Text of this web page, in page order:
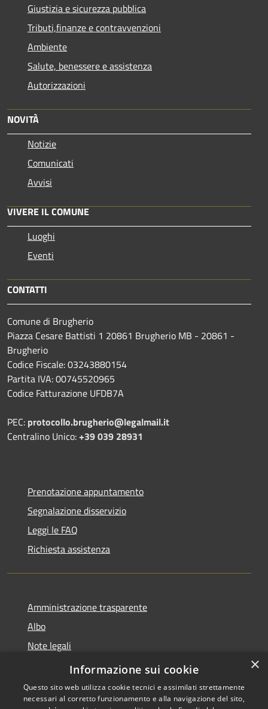
Giustizia e sicurezza pubblica
Tributi,finanze e contravvenzioni
Ambiente
Salute, benessere e assistenza
Autorizzazioni
NOVITÀ
Notizie
Comunicati
Avvisi
VIVERE IL COMUNE
Luoghi
Eventi
CONTATTI
Comune di Brugherio
Piazza Cesare Battisti 1 20861 Brugherio MB - 20861 -
Brugherio
Codice Fiscale: 03243880154
Partita IVA: 00745520965
Codice Fatturazione UFDB7A
PEC: protocollo.brugherio@legalmail.it
Centralino Unico:+39 039 28931
Prenotazione appuntamento
Segnalazione disservizio
Leggi le FAQ
Richiesta assistenza
Amministrazione trasparente
Albo
Note legali
Dichiarazione di accessibilità
×
Informazione sui cookie
Questo sito web utilizza cookie tecnici e assimilati strettamente
necessari al corretto funzionamento e alla navigazione del sito,